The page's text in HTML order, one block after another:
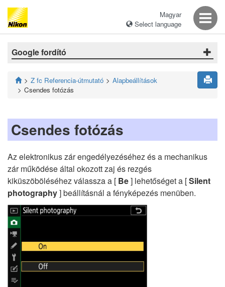
Magyar
Select language
Google fordító
Z fc Referencia-útmutató
Alapbeállítások
Csendes fotózás
Csendes fotózás
Az elektronikus zár engedélyezéséhez és a mechanikus
zár működése által okozott zaj és rezgés
kiküszöböléséhez válassza a [ Be] lehetőséget a [Silent
photography] beállításnál a fényképezés menüben.